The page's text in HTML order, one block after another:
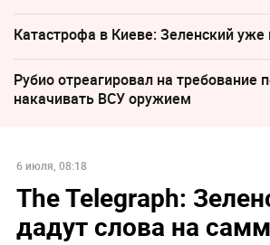
Катастрофа в Киеве: Зеленский уже
Рубио отреагировал на требование
накачивать ВСУ оружием
6 июля, 08:18
The Telegraph:
дадут слова на